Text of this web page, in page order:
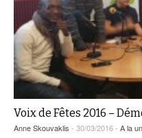
Voix de Fêtes 2016 –
Anne Skouvaklis - 30/03/2016 - A la